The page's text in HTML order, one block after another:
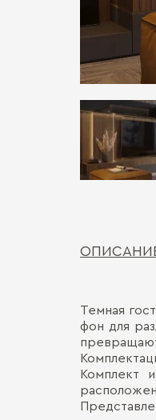
Темная
фон для
Комплект